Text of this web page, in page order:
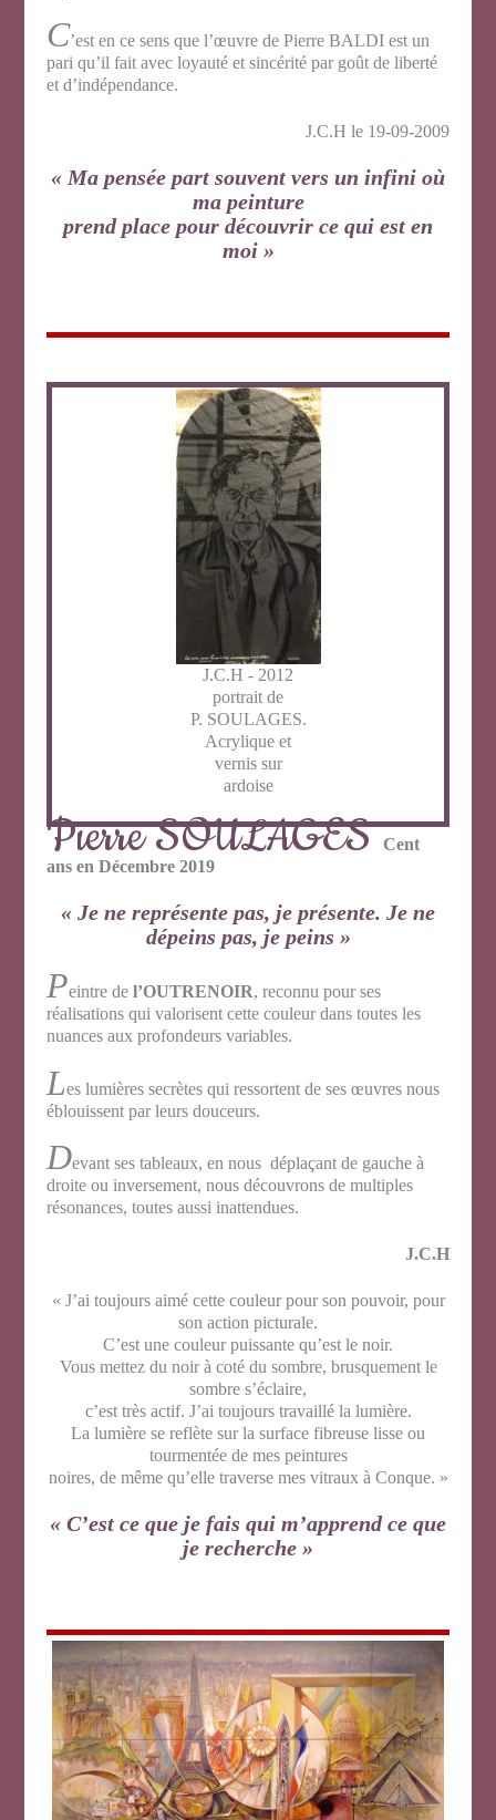
C’est en ce sens que l’œuvre de Pierre BALDI est un
pari qu’il fait avec loyauté et sincérité par goût de liberté
et d’indépendance.
J.C.H le 19-09-2009
« Ma pensée part souvent vers un infini où
ma peinture
prend place pour découvrir ce qui est en
moi »
J.C.H - 2012
portrait de
P. SOULAGES.
Acrylique et
vernis sur
ardoise
Pierre SOULAGESCent
ans en Décembre 2019
« Je ne représente pas, je présente. Je ne
dépeins pas, je peins »
Peintre del’OUTRENOIR, reconnu pour ses
réalisations qui valorisent cette couleur dans toutes les
nuances aux profondeurs variables.
Les lumières secrètes qui ressortent de ses œuvres nous
éblouissent par leurs douceurs.
Devant ses tableaux, en nous déplaçant de gauche à
droite ou inversement, nous découvrons de multiples
résonances, toutes aussi inattendues.
J.C.H
« J’ai toujours aimé cette couleur pour son pouvoir, pour
son action picturale.
C’est une couleur puissante qu’est le noir.
Vous mettez du noir à coté du sombre, brusquement le
sombre s’éclaire,
c’est très actif. J’ai toujours travaillé la lumière.
La lumière se reflète sur la surface fibreuse lisse ou
tourmentée de mes peintures
noires, de même qu’elle traverse mes vitraux à Conque. »
« C’est ce que je fais qui m’apprend ce que
je recherche »